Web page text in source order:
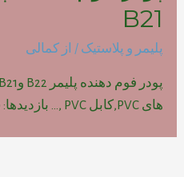
B21
پلیمر و پلاستیک / از کمالی
های PVC,کابل PVC ,… بازدیدها: 1710